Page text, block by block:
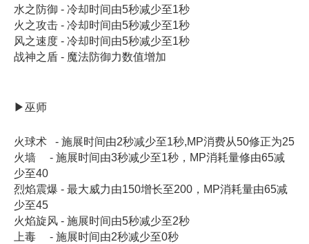
水之防御 - 冷却时间由5秒减少至1秒
火之攻击 - 冷却时间由5秒减少至1秒
风之速度 - 冷却时间由5秒减少至1秒
战神之盾 - 魔法防御力数值增加
▶巫师
火球术 - 施展时间由2秒减少至1秒,MP消费从50修正为25
火墙 - 施展时间由3秒减少至1秒，MP消耗量修由65减
少至40
烈焰震爆 - 最大威力由150增长至200，MP消耗量由65减
少至45
火焰旋风 - 施展时间由5秒减少至2秒
上毒 - 施展时间由2秒减少至0秒